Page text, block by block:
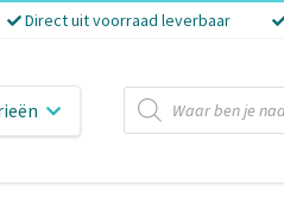
Direct uit voorraad leverbaar
Producten
zoeken